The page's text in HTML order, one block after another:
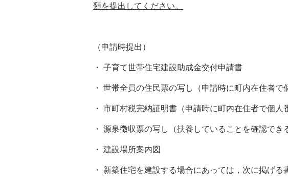
類を提出してください。
（申請時提出）
・ 子育て世帯住宅建設助成金交付申請書
・ 世帯全員の住民票の写し（申請時に町内在住者で
・ 市町村税完納証明書（申請時に町内在住者で個人
・ 源泉徴収票の写し（扶養していることを確認でき
・ 建設場所案内図
・ 新築住宅を建設する場合にあっては，次に掲げる